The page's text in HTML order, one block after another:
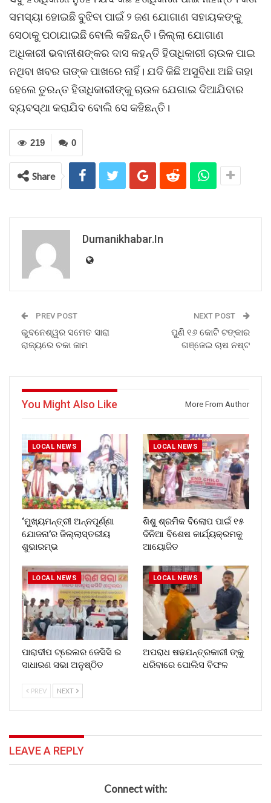
ସମସ୍ୟା ହୋଇଛି ବୁଝିବା ପାଇଁ ୨ ଜଣ ଯୋଗାଣ ସହାୟକଙ୍କୁ
ସେଠାକୁ ପଠାଯାଇଛି ବୋଲି କହିଛନ୍ତି। ଜିଲ୍ଲା ଯୋଗାଣ
ଅଧିକାରୀ ଭବାନୀଶଙ୍କର ଦାସ କହନ୍ତି ହିତାଧିକାରୀ ଚାଉଳ ପାଇ
ନଥିବା ଖବର ତାଙ୍କ ପାଖରେ ନାହ‌ିଁ। ଯଦି କିଛି ଅସୁବିଧା ଅଛି ତାହା
ହେଲେ ତୁରନ୍ତ ହିତାଧିକାରୀଙ୍କୁ ଚାଉଳ ଯେଗାଇ ଦିଆଯିବାର
ବ୍ୟବସ୍ଥା କରାଯିବ ବୋଲି ସେ କହିଛନ୍ତି।
0
219
Share
Dumanikhabar.in
PREV POST
ଭୁବନେଶ୍ୱର ସମେତ ସାରା
ରାଜ୍ୟରେ ଚକା ଜାମ
NEXT POST
ପୁଣି ୧୬ କୋଟି ଟଙ୍କାର
ଗଞ୍ଜେଇ ଚାଷ ନଷ୍ଟ
You Might Also Like More From Author
LOCAL NEWS
‘ମୁଖ୍ୟମନ୍ତ୍ରୀ ଅନ୍ନପୂର୍ଣ୍ଣା
ଯୋଜନା’ର ଜିଲ୍ଲାସ୍ତରୀୟ
ଶୁଭାରମ୍ଭ
LOCAL NEWS
ଶିଶୁ ଶ୍ରମିକ ବିଲୋପ ପାଇଁ ୧୫
ଦିନିଆ ବିଶେଷ କାର୍ଯ୍ୟକ୍ରମକୁ
ଆୟୋଜିତ
LOCAL NEWS
ପାରାଦୀପ ଟ୍ରେଲର ଜେସିସି ର
ସାଧାରଣ ସଭା ଅନୁଷ୍ଠିତ
LOCAL NEWS
ଅପରାଧ ଷଢଯନ୍ତ୍ରକାରୀ ଙ୍କୁ
ଧରିବାରେ ପୋଲିସ ବିଫଳ
PREV NEXT
LEAVE A REPLY
Connect with: